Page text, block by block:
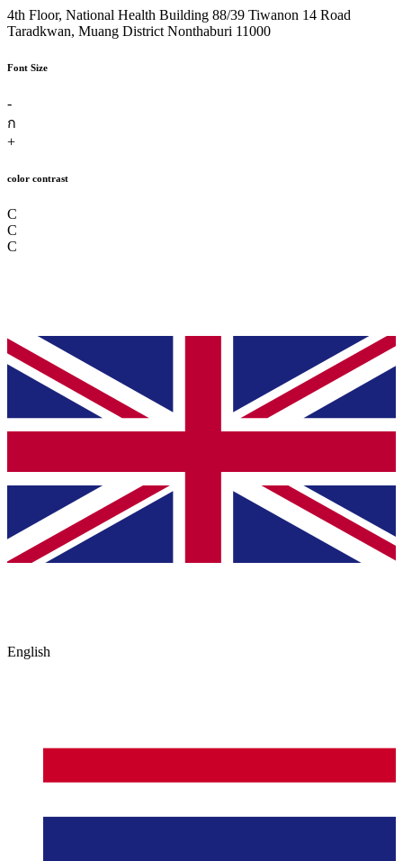
4th Floor, National Health Building 88/39 Tiwanon 14 Road
Taradkwan, Muang District Nonthaburi 11000
Font Size
-
ก
+
color contrast
C
C
C
English